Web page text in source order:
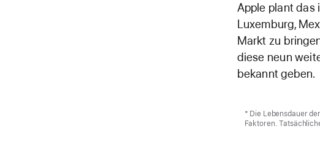
Apple plant das
Luxemburg,
Markt zu
diese neun
bekannt geben.
* Die Lebensdauer
Faktoren.